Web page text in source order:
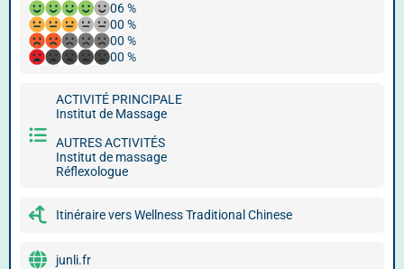
06 %
00 %
00 %
00 %
ACTIVITÉ PRINCIPALE
Institut de Massage
AUTRES ACTIVITÉS
Institut de massage
Réflexologue
Itinéraire vers Wellness Traditional Chinese
junli.fr